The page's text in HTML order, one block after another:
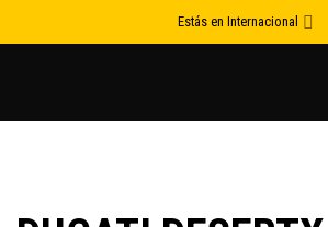
to
Estás en Internacional